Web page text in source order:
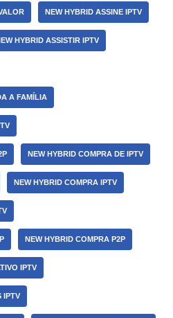
NEW HYBRID ASSINE IPTV
HYBRID ASSISTIR IPTV
A FAMÍLIA
NEW HYBRID COMPRA DE IPTV
NEW HYBRID COMPRA IPTV
NEW HYBRID COMPRA P2P
IPTV
IPTV